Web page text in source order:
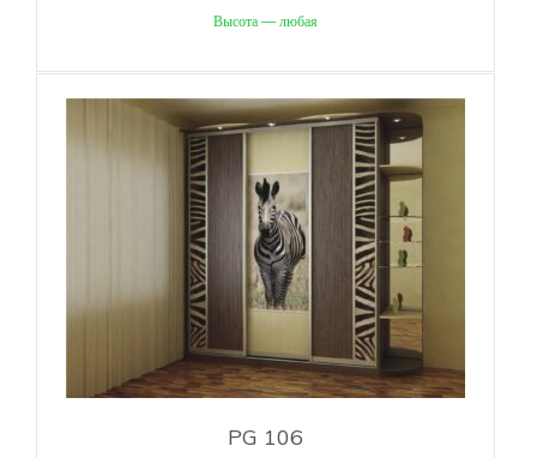
Высота — любая
PG 106